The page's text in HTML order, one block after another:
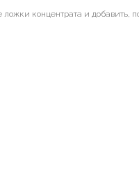
концентрата и добавить,